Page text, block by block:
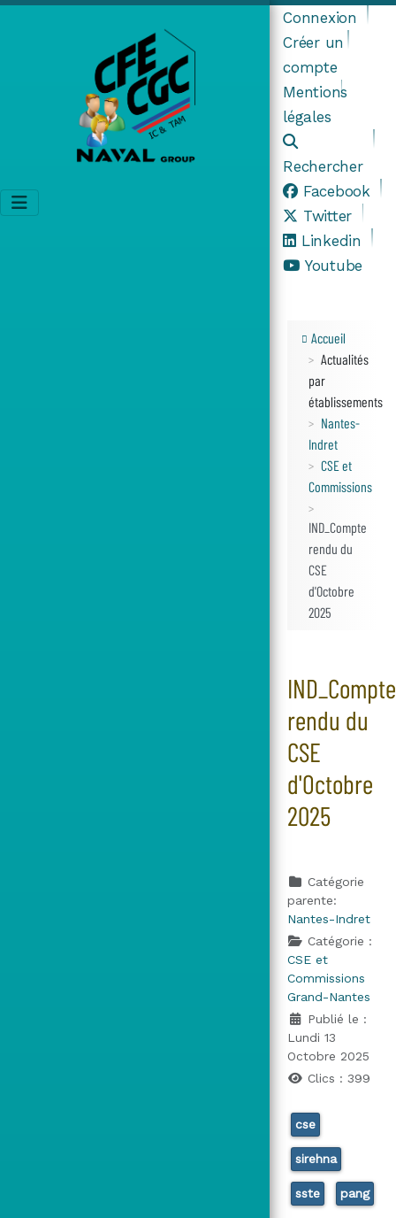
Connexion
Créer un
compte
Mentions
légales
Rechercher
Facebook
Twitter
Linkedin
Youtube
Accueil
Actualités
par
établissements
Nantes-
Indret
CSE et
Commissions
IND_Compte
rendu du
CSE
d'Octobre
2025
IND_Compte
rendu du
CSE
d'Octobre
2025
Catégorie
parente:
Nantes-Indret
Catégorie :
CSE et
Commissions
Grand-Nantes
Publié le :
Lundi 13
Octobre 2025
Clics : 399
cse
sirehna
sste pang